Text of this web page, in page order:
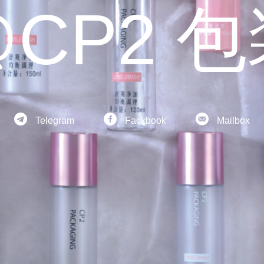
包
 Telegram  Fackbook  Mailbox